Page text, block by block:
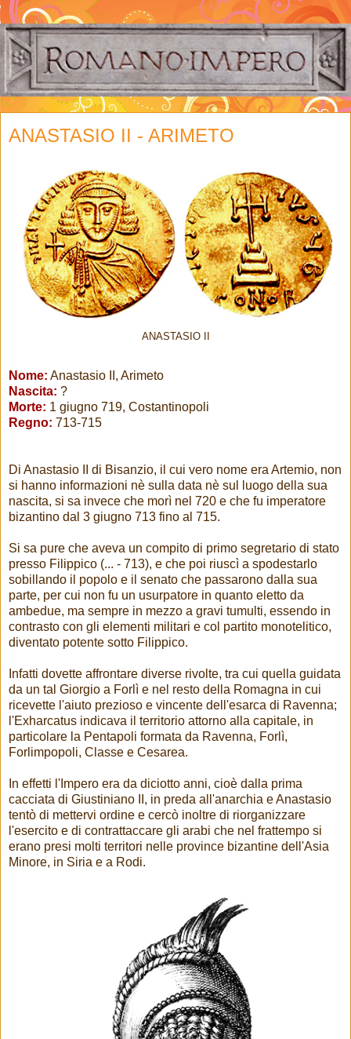
ANASTASIO II - ARIMETO
ANASTASIO II
Nome: Anastasio II, Arimeto
Nascita: ?
Morte: 1 giugno 719, Costantinopoli
Regno: 713-715
Di Anastasio II di Bisanzio, il cui vero nome era Artemio, non
si hanno informazioni nè sulla data nè sul luogo della sua
nascita, si sa invece che morì nel 720 e che fu imperatore
bizantino dal 3 giugno 713 fino al 715.
Si sa pure che aveva un compito di primo segretario di stato
presso Filippico (... - 713), e che poi riuscì a spodestarlo
sobillando il popolo e il senato che passarono dalla sua
parte, per cui non fu un usurpatore in quanto eletto da
ambedue, ma sempre in mezzo a gravi tumulti, essendo in
contrasto con gli elementi militari e col partito monotelitico,
diventato potente sotto Filippico.
Infatti dovette affrontare diverse rivolte, tra cui quella guidata
da un tal Giorgio a Forlì e nel resto della Romagna in cui
ricevette l'aiuto prezioso e vincente dell'esarca di Ravenna;
l'Exharcatus indicava il territorio attorno alla capitale, in
particolare la Pentapoli formata da Ravenna, Forlì,
Forlimpopoli, Classe e Cesarea.
In effetti l'Impero era da diciotto anni, cioè dalla prima
cacciata di Giustiniano II, in preda all'anarchia e Anastasio
tentò di mettervi ordine e cercò inoltre di riorganizzare
l'esercito e di contrattaccare gli arabi che nel frattempo si
erano presi molti territori nelle province bizantine dell'Asia
Minore, in Siria e a Rodi.